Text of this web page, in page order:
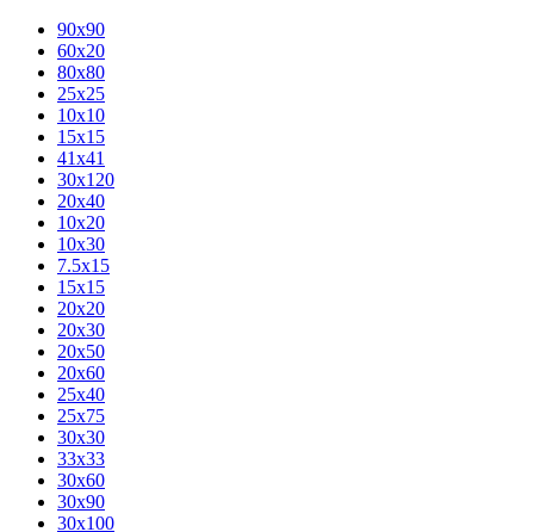
90х90
60х20
80х80
25x25
10х10
15х15
41х41
30х120
20х40
10х20
10х30
7.5х15
15х15
20х20
20х30
20х50
20х60
25х40
25х75
30х30
33х33
30х60
30х90
30х100